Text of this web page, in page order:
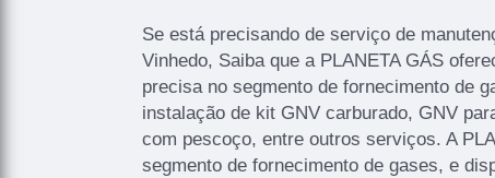
Se está precisando de serviço de
Vinhedo, Saiba que a PLANETA GÁS
precisa no segmento de fornecimento de
instalação de kit GNV carburado, GNV
com pescoço, entre outros serviços. A
segmento de fornecimento de gases, e